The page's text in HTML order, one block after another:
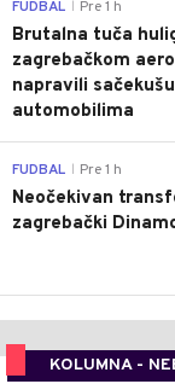
FUDBAL Pre 1 h
Brutalna tuča
zagrebačkom
napravili
automobilima
FUDBAL Pre 1 h
Neočekivan
zagrebački
KOLUMNA -